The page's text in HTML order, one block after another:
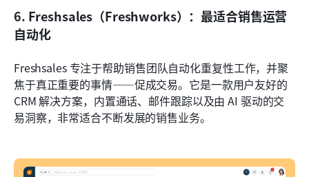
6. Freshsales（Freshworks）：最适合销售运营
自动化
Freshsales 专注于帮助销售团队自动化重复性工作，并聚
焦于真正重要的事情——促成交易。它是一款用户友好的
CRM 解决方案，内置通话、邮件跟踪以及由 AI 驱动的交
易洞察，非常适合不断发展的销售业务。